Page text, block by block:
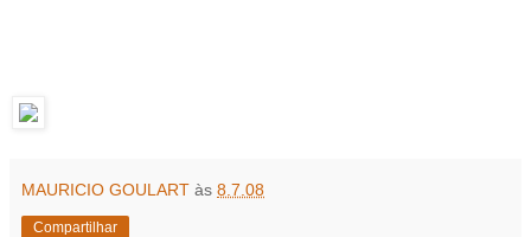
MAURICIO GOULART às 8.7.08
Compartilhar